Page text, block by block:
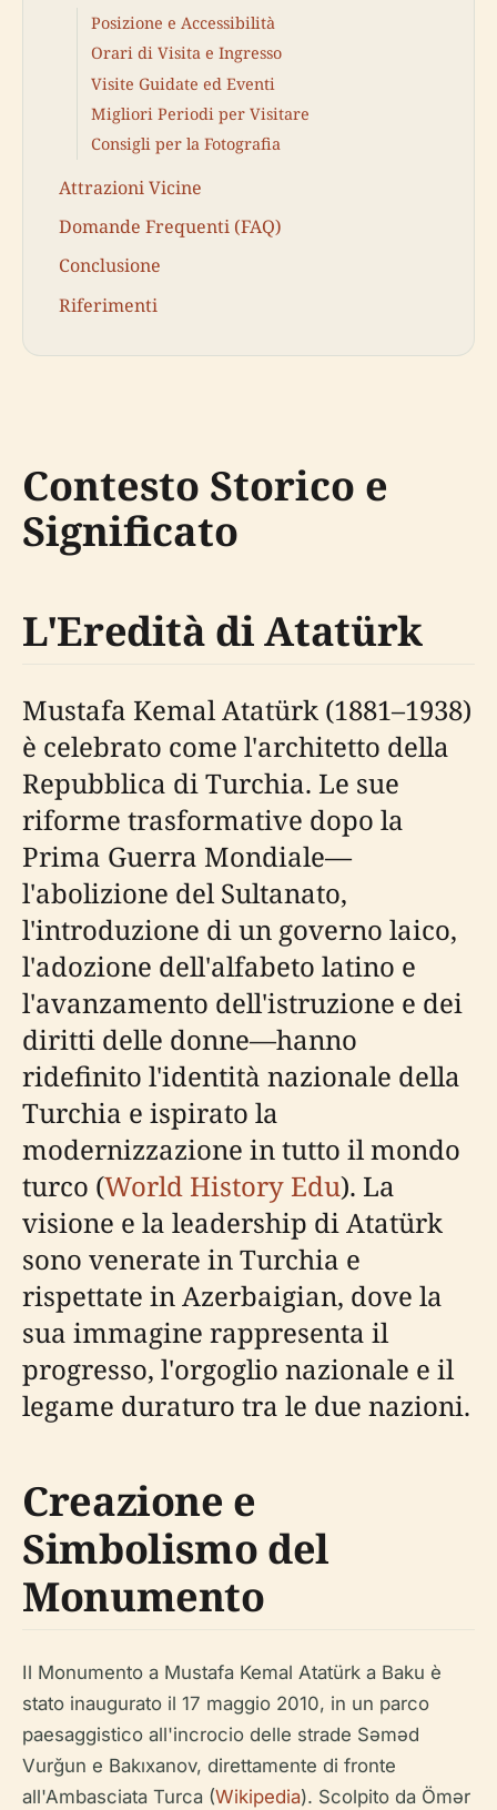
Posizione e Accessibilità
Orari di Visita e Ingresso
Visite Guidate ed Eventi
Migliori Periodi per Visitare
Consigli per la Fotografia
Attrazioni Vicine
Domande Frequenti (FAQ)
Conclusione
Riferimenti
Contesto Storico e
Significato
L'Eredità di Atatürk
Mustafa Kemal Atatürk (1881–1938)
è celebrato come l'architetto della
Repubblica di Turchia. Le sue
riforme trasformative dopo la
Prima Guerra Mondiale—
l'abolizione del Sultanato,
l'introduzione di un governo laico,
l'adozione dell'alfabeto latino e
l'avanzamento dell'istruzione e dei
diritti delle donne—hanno
ridefinito l'identità nazionale della
Turchia e ispirato la
modernizzazione in tutto il mondo
turco (World History Edu). La
visione e la leadership di Atatürk
sono venerate in Turchia e
rispettate in Azerbaigian, dove la
sua immagine rappresenta il
progresso, l'orgoglio nazionale e il
legame duraturo tra le due nazioni.
Creazione e
Simbolismo del
Monumento
Il Monumento a Mustafa Kemal Atatürk a Baku è
stato inaugurato il 17 maggio 2010, in un parco
paesaggistico all'incrocio delle strade Səməd
Vurğun e Bakıxanov, direttamente di fronte
all'Ambasciata Turca (Wikipedia). Scolpito da Ömər